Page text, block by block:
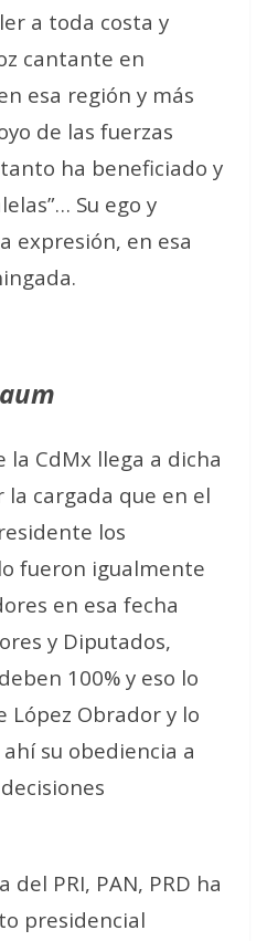
a toda costa y
cantante en
esa región y más
de las fuerzas
ha beneficiado y
Su ego y
expresión, en esa
CdMx llega a dicha
cargada que en el
los
fueron igualmente
en esa fecha
y Diputados,
100% y eso lo
López Obrador y lo
su obediencia a
PRI, PAN, PRD ha
presidencial